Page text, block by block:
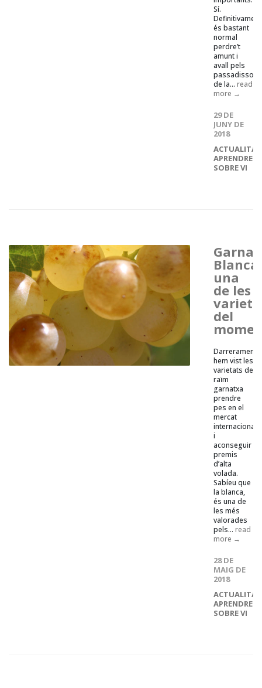
Sí.
Definitivament
és bastant
normal
perdre’t
amunt i
avall pels
passadissos
de la... read
more →
29 DE
JUNY DE
2018
ACTUALITAT
APRENDRE
SOBRE VI
Blanca,
una
de les
del
Darrerament
hem vist les
varietats de
raïm
garnatxa
prendre
pes en el
mercat
internacional
i
aconseguir
premis
d’alta
volada.
Sabíeu que
la blanca,
és una de
les més
valorades
pels... read
more →
28 DE
MAIG DE
2018
ACTUALITAT
APRENDRE
SOBRE VI